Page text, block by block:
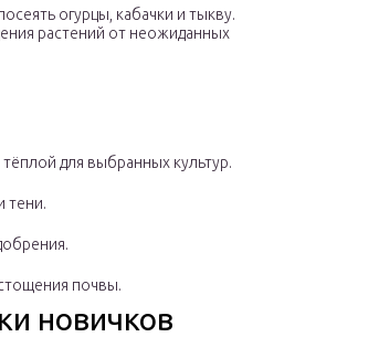
огурцы, кабачки и тыкву.
растений от неожиданных
для выбранных культур.
тени.
почвы.
новичков